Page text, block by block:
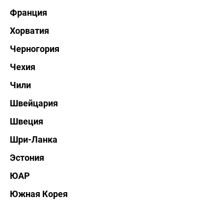
Франция
Хорватия
Черногория
Чехия
Чили
Швейцария
Швеция
Шри-Ланка
Эстония
ЮАР
Южная Корея